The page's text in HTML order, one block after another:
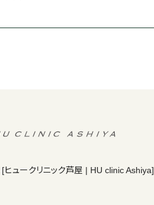
[ヒュークリニック芦屋 | HU clinic Ashiya]